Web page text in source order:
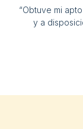
“Obtuve mi
y a